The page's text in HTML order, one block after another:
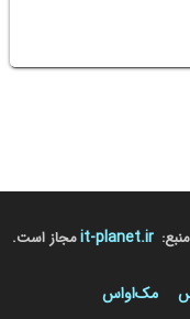
it-planet.irمجاز است.
مک‌او‌اس